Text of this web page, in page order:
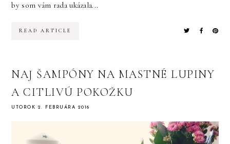
by som vám rada ukázala...
READ ARTICLE
NAJ ŠAMPÓNY NA MASTNÉ LUPINY
A CITLIVÚ POKOŽKU
UTOROK 2. FEBRUÁRA 2016